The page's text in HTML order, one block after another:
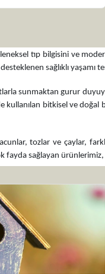
tıp bilgisini ve
sağlıklı yaşamı
sunmaktan gurur
bitkisel ve doğal
tozlar ve çaylar,
fayda sağlayan